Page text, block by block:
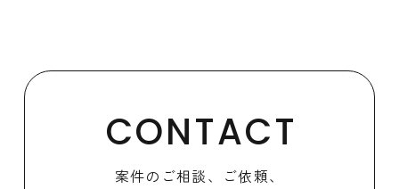
CONTACT
案件のご相談、ご依頼、